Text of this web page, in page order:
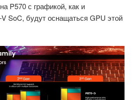
P570 с графикой, как и
SoC, будут оснащаться GPU этой